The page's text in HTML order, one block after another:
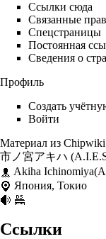
Ссылки сюда
Связанные
Спецстраницы
Постоянная
Сведения о
Профиль
Создать
Войти
Материал из Chipwiki
市ノ宮アキハ
Akiha
Япония, Токио
Ссылки